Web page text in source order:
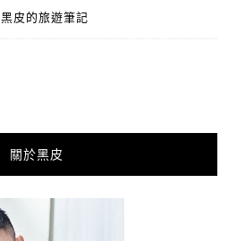
黑皮的旅遊筆記
關於黑皮